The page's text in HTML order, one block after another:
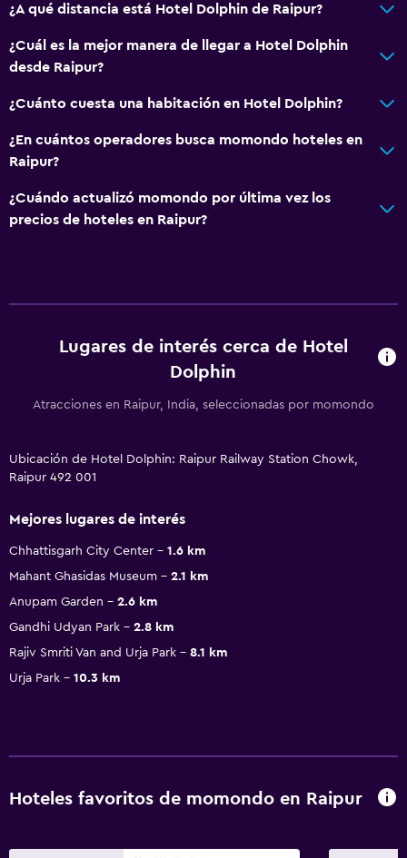
¿A qué distancia está Hotel Dolphin de Raipur?
¿Cuál es la mejor manera de llegar a Hotel Dolphin
desde Raipur?
¿Cuánto cuesta una habitación en Hotel Dolphin?
¿En cuántos operadores busca momondo hoteles en
Raipur?
¿Cuándo actualizó momondo por última vez los
precios de hoteles en Raipur?
Lugares de interés cerca de Hotel
Dolphin
Atracciones en Raipur, India, seleccionadas por momondo
Ubicación de Hotel Dolphin: Raipur Railway Station Chowk,
Raipur 492 001
Mejores lugares de interés
Chhattisgarh City Center
1.6 km
Mahant Ghasidas Museum
2.1 km
Anupam Garden
2.6 km
Gandhi Udyan Park
2.8 km
Rajiv Smriti Van and Urja Park
8.1 km
Urja Park
10.3 km
Hoteles favoritos de momondo en Raipur